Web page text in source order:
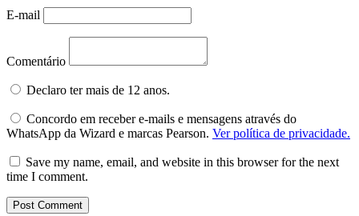
E-mail
Comentário
Declaro ter mais de 12 anos.
Concordo em receber e-mails e mensagens através do
WhatsApp da Wizard e marcas Pearson. Ver política de privacidade.
Save my name, email, and website in this browser for the next
time I comment.